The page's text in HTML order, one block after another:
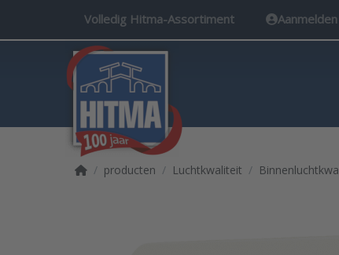
Volledig Hitma-Assortiment Aanmelden
Startpagina
producten Luchtkwaliteit